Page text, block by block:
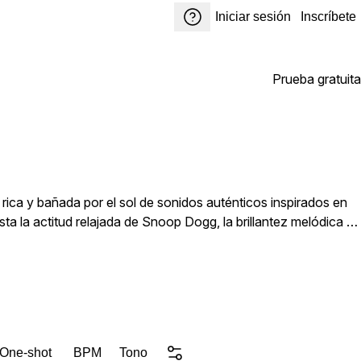
Iniciar sesión Inscríbete
Prueba gratuita
y bañada por el sol de sonidos auténticos inspirados en
la actitud relajada de Snoop Dogg, la brillantez melódica de
género que transformó el hip-hop en los 90. El G-Funk no
pianos eléctricos sedosos y Leads de sintetizador
shot BPM Tono